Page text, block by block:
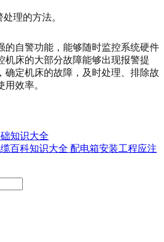
理的方法。
的自警功能，能够随时监控系统硬件
机床的大部分故障能够出现报警提
确定机床的故障，及时处理、排除故
效率。
知识大全
百科知识大全 配电箱安装工程应注